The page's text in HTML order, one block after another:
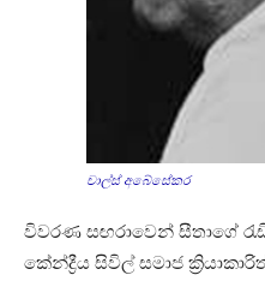
චාල්ස් අබේසේකර
විවරණ සඟරාවෙන් සීතාගේ
කේන්ද්‍රීය සිවිල් සමාජ